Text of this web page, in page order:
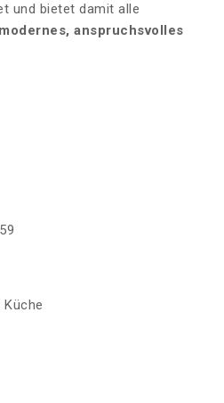
und bietet damit alle
modernes, anspruchsvolles